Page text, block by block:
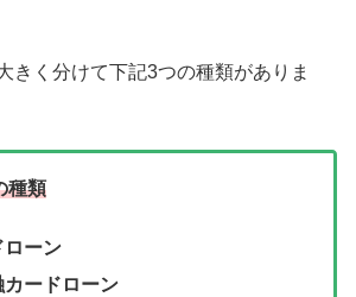
きく分けて下記3つの種類がありま
種類
ローン
ードローン